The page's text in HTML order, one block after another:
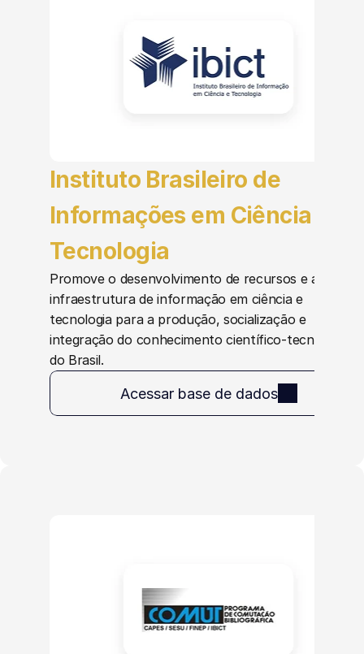
Instituto Brasileiro de
Informações em Ciência e
Tecnologia
Promove o desenvolvimento de recursos e a
infraestrutura de informação em ciência e
tecnologia para a produção, socialização e
integração do conhecimento científico-tecnológico
do Brasil.
Acessar base de dados